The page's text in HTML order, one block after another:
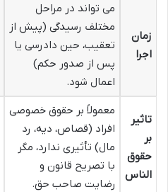
زمان
اجرا
می تواند در مراحل
مختلف رسیدگی (پیش از
تعقیب، حین دادرسی یا
پس از صدور حکم)
اعمال شود.
تاثیر
بر
حقوق
الناس
معمولاً بر حقوق خصوصی
افراد (قصاص، دیه، رد
مال) تأثیری ندارد، مگر
با تصریح قانون و
رضایت صاحب حق.